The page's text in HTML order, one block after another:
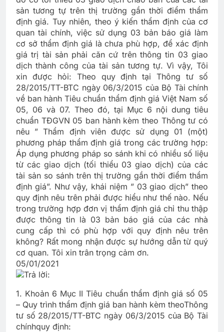
sản tương tự trên thị trường gần thời điểm thẩm
định giá. Tuy nhiên, theo ý kiến thẩm định của cơ
quan tài chính, việc sử dụng 03 bản báo giá làm
cơ sở thẩm định giá là chưa phù hợp, để xác định
giá trị tài sản phải căn cứ trên thông tin 03 giao
dịch thành công của tài sản tương tự. Vì vậy, Tôi
xin được hỏi: Theo quy định tại Thông tư số
28/2015/TT-BTC ngày 06/3/2015 của Bộ Tài chính
về ban hành Tiêu chuẩn thẩm định giá Việt Nam số
05, 06 và 07. Theo đó, tại Mục 6 nội dung tiêu
chuẩn TĐGVN 05 ban hành kèm theo Thông tư có
nêu ” Thẩm định viên được sử dụng 01 (một)
phương pháp thẩm định giá trong các trường hợp:
Áp dụng phương pháp so sánh khi có nhiều số liệu
từ các giao dịch (tối thiểu 03 giao dịch) của các
tài sản so sánh trên thị trường gần thời điểm thẩm
định giá”. Như vậy, khái niệm ” 03 giao dịch” theo
quy định nêu trên phải được hiểu như thế nào. Nếu
trong trường hợp đơn vị thẩm định giá chỉ thu thập
được thông tin là 03 bản báo giá của các nhà
cung cấp thì có phù hợp với quy định nêu trên
không? Rất mong nhận được sự hướng dẫn từ quý
cơ quan. Tôi xin trân trọng cảm ơn.
05/01/2021
Trả lời:
1. Khoản 6 Mục II Tiêu chuẩn thẩm định giá số 05
– Quy trình thẩm định giá ban hành kèm theoThông
tư số 28/2015/TT-BTC ngày 06/3/2015 của Bộ Tài
chínhquy định: